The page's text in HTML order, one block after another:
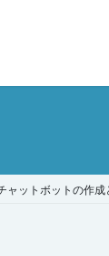
ャットボットの作